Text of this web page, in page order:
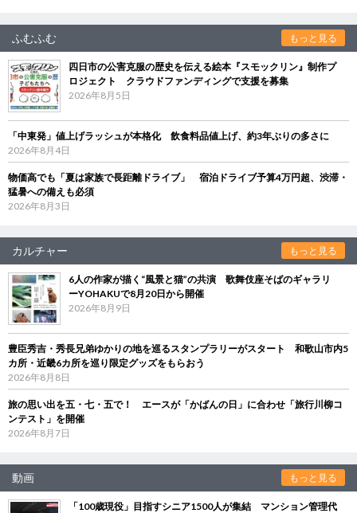
ふむふむ もっと見る
四日市の公害克服の歴史を伝える絵本『スモックリン』制作プ
ロジェクト クラウドファンディングで支援を募集
2026年8月5日
「中東発」値上げラッシュが本格化 飲食料品値上げ、約3年ぶりの多さに
2026年8月4日
物価高でも「夏は家族で長距離ドライブ」 宿泊ドライブ予算4万円超、渋滞・
猛暑への備えも必須
2026年8月3日
カルチャー もっと見る
6人の作家が描く“風景と猫”の共演 歌舞伎座そばのギャラリ
ーYOHAKUで8月20日から開催
2026年8月9日
豊臣秀吉・秀長兄弟ゆかりの地を巡るスタンプラリーがスタート 和歌山市内5
カ所・近畿6カ所を巡り限定グッズをもらおう
2026年8月8日
旅の思い出を五・七・五で！ エースが「かばんの日」に合わせ「旅行川柳コ
ンテスト」を開催
2026年8月7日
動画 もっと見る
「100歳現役」目指すシニア1500人が集結 マンション管理代